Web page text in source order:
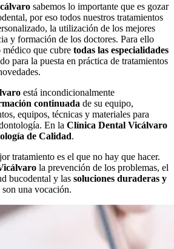
sabemos lo importante que es gozar
por eso todos nuestros tratamientos
la utilización de los mejores
y formación de los doctores. Para ello
que cubre todas las especialidades
para la puesta en práctica de tratamientos
está incondicionalmente
continuada de su equipo,
equipos, técnicas y materiales para
En la Clínica Dental Vicálvaro
de Calidad.
tratamiento es el que no hay que hacer.
la prevención de los problemas, el
bucodental y las soluciones duraderas y
son una vocación.